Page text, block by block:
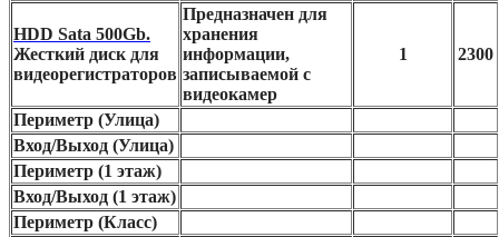
HDD Sata 500Gb.
Жесткий диск для
видеорегистраторов
Предназначен для
хранения
информации,
записываемой с
видеокамер
1 2300
Периметр (Улица)
Вход/Выход (Улица)
Периметр (1 этаж)
Вход/Выход (1 этаж)
Периметр (Класс)